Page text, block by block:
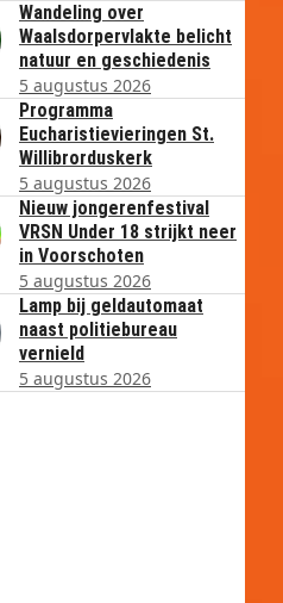
Wandeling over
Waalsdorpervlakte belicht
natuur en geschiedenis
5 augustus 2026
Programma
Eucharistievieringen St.
Willibrorduskerk
5 augustus 2026
Nieuw jongerenfestival
VRSN Under 18 strijkt neer
in Voorschoten
5 augustus 2026
Lamp bij geldautomaat
naast politiebureau
vernield
5 augustus 2026